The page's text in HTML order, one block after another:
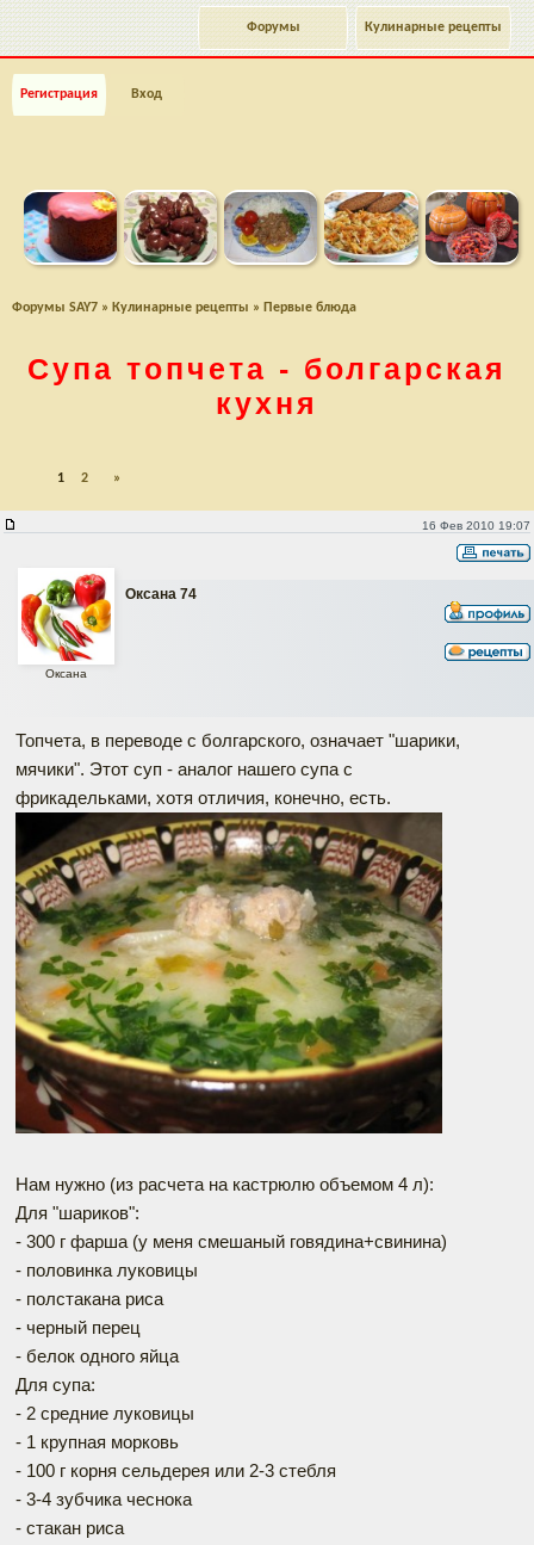
Кулинарные рецепты
Форумы
Регистрация Вход
Форумы SAY7 » Кулинарные рецепты » Первые блюда
Супа топчета - болгарская
кухня
1 2 »
16 Фев 2010 19:07
Оксана 74
Оксана
Топчета, в переводе с болгарского, означает "шарики,
мячики". Этот суп - аналог нашего супа с
фрикадельками, хотя отличия, конечно, есть.
Нам нужно (из расчета на кастрюлю объемом 4 л):
Для "шариков":
- 300 г фарша (у меня смешаный говядина+свинина)
- половинка луковицы
- полстакана риса
- черный перец
- белок одного яйца
Для супа:
- 2 средние луковицы
- 1 крупная морковь
- 100 г корня сельдерея или 2-3 стебля
- 3-4 зубчика чеснока
- стакан риса